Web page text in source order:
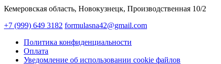
Кемеровская область, Новокузнецк,​ Производственная 10/2
+7 (999) 649 3182 formulasna42@gmail.com
Политика конфиденциальности
Оплата
Уведомление об использовании cookie файлов